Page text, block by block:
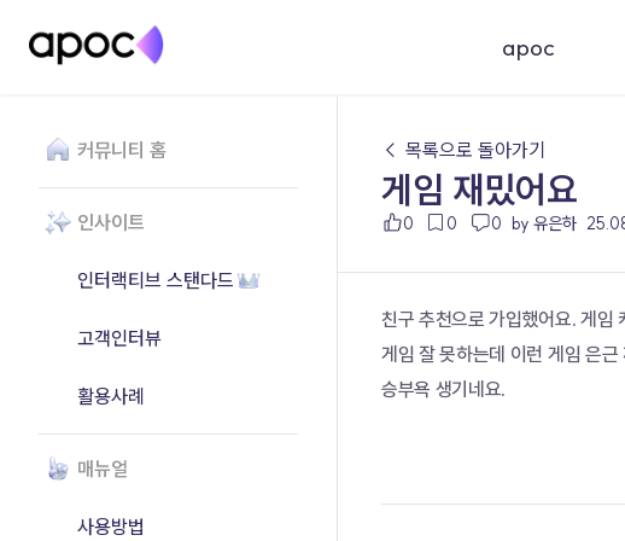
apoc
커뮤니티 홈
인사이트
인터랙티브 스탠다드
고객인터뷰
활용사례
매뉴얼
사용방법
← 목록으로 돌아가기
게임 재밌어요
0 0 0 by 유은하
친구 추천으로 가입했어요. 게임
게임 잘 못하는데 이런 게임 은근
승부욕 생기네요.